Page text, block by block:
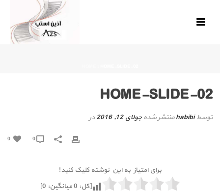
HOME-SLIDE-02
توسطhabibiمنتشر شدهجولای 12, 2016 در
0
برای امتیاز به این نوشته کلیک کنید!
[کل: 0میانگین: 0
]